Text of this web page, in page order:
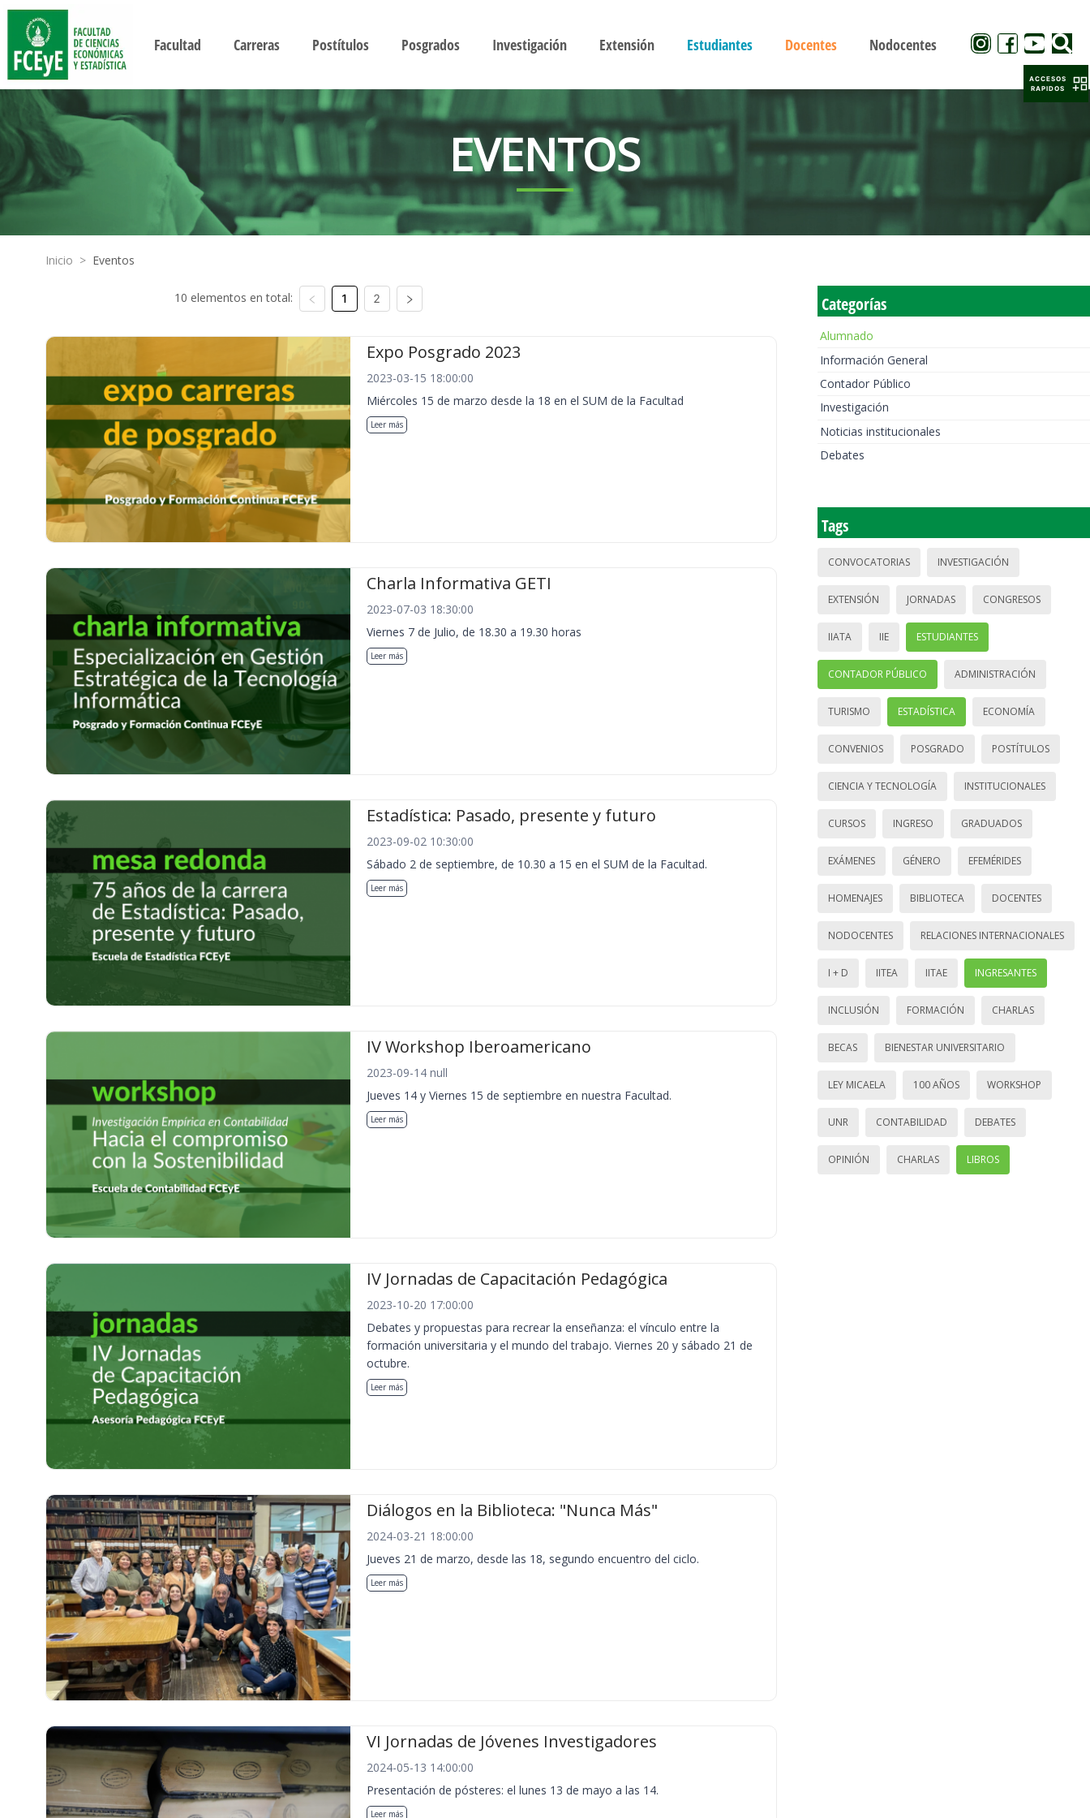
Facultad Carreras Postítulos Posgrados Investigación Extensión Estudiantes Docentes Nodocentes
EVENTOS
Inicio > Eventos
10 elementos en total: 1 2
Expo Posgrado 2023
2023-03-15 18:00:00
Miércoles 15 de marzo desde la 18 en el SUM de la Facultad
Leer más
Charla Informativa GETI
2023-07-03 18:30:00
Viernes 7 de Julio, de 18.30 a 19.30 horas
Leer más
Estadística: Pasado, presente y futuro
2023-09-02 10:30:00
Sábado 2 de septiembre, de 10.30 a 15 en el SUM de la Facultad.
Leer más
IV Workshop Iberoamericano
2023-09-14 null
Jueves 14 y Viernes 15 de septiembre en nuestra Facultad.
Leer más
IV Jornadas de Capacitación Pedagógica
2023-10-20 17:00:00
Debates y propuestas para recrear la enseñanza: el vínculo entre la
formación universitaria y el mundo del trabajo. Viernes 20 y sábado 21 de
octubre.
Leer más
Diálogos en la Biblioteca: "Nunca Más"
2024-03-21 18:00:00
Jueves 21 de marzo, desde las 18, segundo encuentro del ciclo.
Leer más
VI Jornadas de Jóvenes Investigadores
2024-05-13 14:00:00
Presentación de pósteres: el lunes 13 de mayo a las 14.
Leer más
Categorías
Alumnado
Información General
Contador Público
Investigación
Noticias institucionales
Debates
Tags
CONVOCATORIAS INVESTIGACIÓN
EXTENSIÓN JORNADAS CONGRESOS
IIATA IIE ESTUDIANTES
CONTADOR PÚBLICO ADMINISTRACIÓN
TURISMO ESTADÍSTICA ECONOMÍA
CONVENIOS POSGRADO POSTÍTULOS
CIENCIA Y TECNOLOGÍA INSTITUCIONALES
CURSOS INGRESO GRADUADOS
EXÁMENES GÉNERO EFEMÉRIDES
HOMENAJES BIBLIOTECA DOCENTES
NODOCENTES RELACIONES INTERNACIONALES
I + D IITEA IITAE INGRESANTES
INCLUSIÓN FORMACIÓN CHARLAS
BECAS BIENESTAR UNIVERSITARIO
LEY MICAELA 100 AÑOS WORKSHOP
UNR CONTABILIDAD DEBATES
OPINIÓN CHARLAS LIBROS
ACCESOS
RAPIDOS